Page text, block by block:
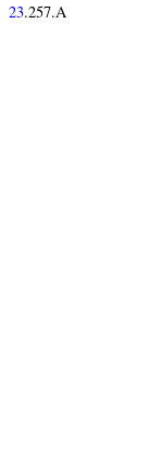
23.257.Α